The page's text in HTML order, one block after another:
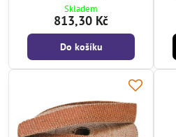
Skladem
813,30 Kč
Do košíku